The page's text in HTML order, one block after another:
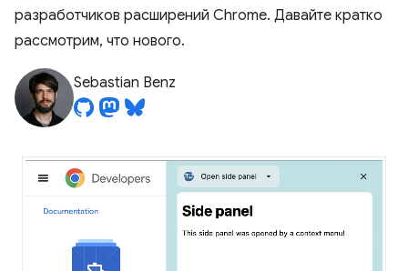
разработчиков расширений Chrome. Давайте кратко
рассмотрим, что нового.
Sebastian Benz